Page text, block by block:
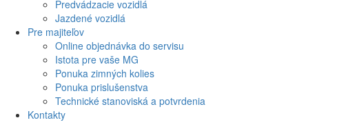
Predvádzacie vozidlá
Jazdené vozidlá
Pre majiteľov
Online objednávka do servisu
Istota pre vaše MG
Ponuka zimných kolies
Ponuka prislušenstva
Technické stanoviská a potvrdenia
Kontakty